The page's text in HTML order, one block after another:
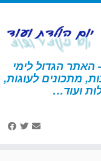
האתר הגדול לימי
מתכונים לעוגות,
ועוד…